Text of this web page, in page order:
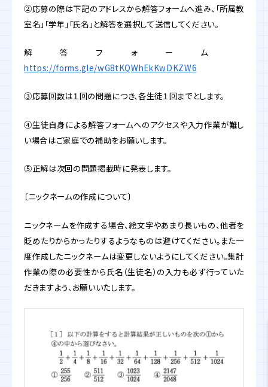
②応募の際は下記のアドレスから解答フォームへ進み、「所属教
室名」「学年」「氏名」と解答を選択して送信してください。
解答フォーム
https://forms.gle/wG8tKQWhEkKwDKZW6
③応募回数は１回の問題につき、各生徒１回までとします。
④生徒自身による解答フォームへのアクセスや入力作業が難し
い場合はご家庭での補助をお願いします。
⑤正解は次回の問題掲載時に発表します。
〔ニックネームの作成について〕
ニックネームを作成する場合、絵文字やあまり長いもの、他者を
貶めたりからかったりするようなものは避けてください。また一
度作成したニックネームは変更しないようにしてください。集計
作業の際の必要性から氏名（生徒名）の入力も必ず行っていた
だきますよう、お願いいたします。